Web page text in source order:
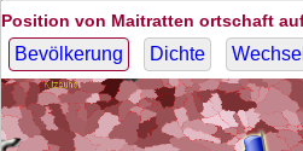
Position von Maitratten ortschaft
Bevölkerung Dichte Wechsel